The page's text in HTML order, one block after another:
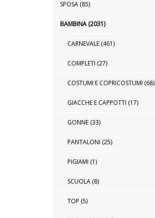
SPOSA (85)
BAMBINA (2031)
CARNEVALE (461)
COMPLETI (27)
COSTUMI E COPRICOSTUMI (68)
GIACCHE E CAPPOTTI (17)
GONNE (33)
PANTALONI (25)
PIGIAMI (1)
SCUOLA (8)
TOP (5)